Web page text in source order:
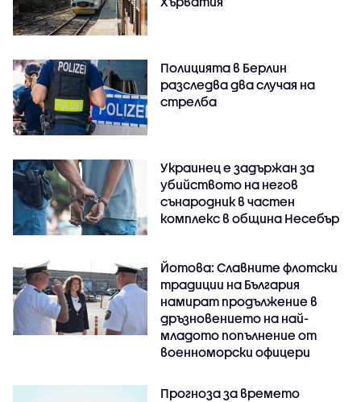
Полицията в Берлин
разследва два случая на
стрелба
Украинец е задържан за
убийството на негов
сънародник в частен
комплекс в община Несебър
Йотова: Славните флотски
традиции на България
намират продължение в
дръзновението на най-
младото попълнение от
военноморски офицери
Прогноза за времето